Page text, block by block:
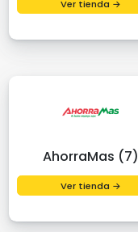
Ver tienda →
AhorraMas (7)
Ver tienda →